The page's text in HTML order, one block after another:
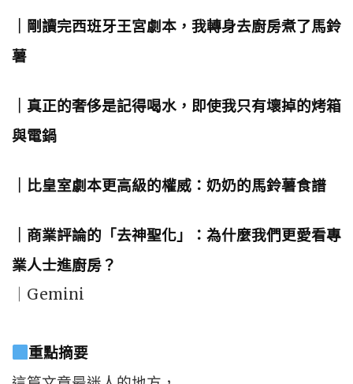
｜剛讀完西班牙王宮劇本，我轉身去廚房煮了馬鈴
薯
｜真正的奢侈是記得喝水，即使我只有壞掉的烤箱
與電鍋
｜比皇室劇本更高級的權威：奶奶的馬鈴薯食譜
｜商業評論的「去神聖化」：為什麼我們更愛看專
業人士進廚房？
｜Gemini
重點摘要